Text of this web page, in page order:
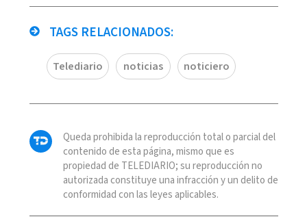
TAGS RELACIONADOS:
Telediario noticias noticiero
Queda prohibida la reproducción total o parcial del
contenido de esta página, mismo que es
propiedad de TELEDIARIO; su reproducción no
autorizada constituye una infracción y un delito de
conformidad con las leyes aplicables.